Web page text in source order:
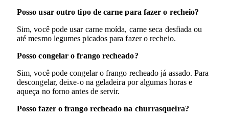
Posso usar outro tipo de carne para fazer o recheio?
Sim, você pode usar carne moída, carne seca desfiada ou
até mesmo legumes picados para fazer o recheio.
Posso congelar o frango recheado?
Sim, você pode congelar o frango recheado já assado. Para
descongelar, deixe-o na geladeira por algumas horas e
aqueça no forno antes de servir.
Posso fazer o frango recheado na churrasqueira?